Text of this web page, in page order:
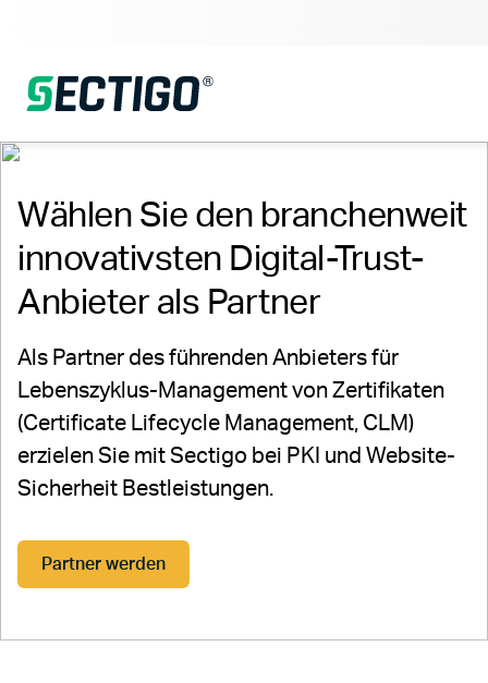
Wählen Sie den branchenweit
innovativsten Digital-Trust-
Anbieter als Partner
Als Partner des führenden Anbieters für
Lebenszyklus-Management von Zertifikaten
(Certificate Lifecycle Management, CLM)
erzielen Sie mit Sectigo bei PKI und Website-
Sicherheit Bestleistungen.
Partner werden